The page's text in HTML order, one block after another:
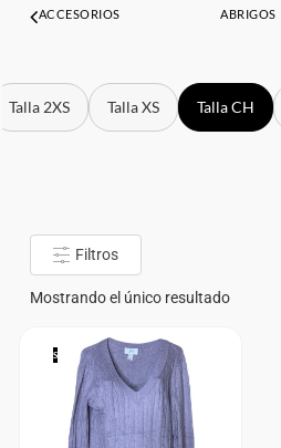
ACCESORIOS ABRIGOS
Talla 2XS Talla XS Talla CH
Filtros
Mostrando el único resultado
S